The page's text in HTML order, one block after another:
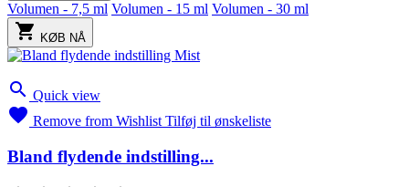
Volumen - 7,5 ml Volumen - 15 ml Volumen - 30 ml
 KØB NÅ
 Quick view
 Remove from Wishlist Tilføj til ønskeliste
Bland flydende indstilling...